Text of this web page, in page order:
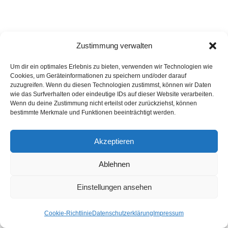
Zustimmung verwalten
Um dir ein optimales Erlebnis zu bieten, verwenden wir Technologien wie
Cookies, um Geräteinformationen zu speichern und/oder darauf
zuzugreifen. Wenn du diesen Technologien zustimmst, können wir Daten
wie das Surfverhalten oder eindeutige IDs auf dieser Website verarbeiten.
Wenn du deine Zustimmung nicht erteilst oder zurückziehst, können
bestimmte Merkmale und Funktionen beeinträchtigt werden.
Akzeptieren
Ablehnen
Einstellungen ansehen
Cookie-Richtlinie Datenschutzerklärung Impressum
© connect Werbeagentur